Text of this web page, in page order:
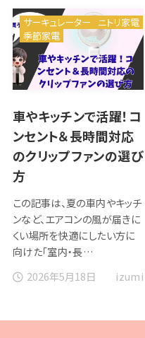
車やキッチンで活躍！コ
ンセント＆長時間対応
のクリップファンの選び
方
この記事は、夏の車内やキッチ
ンなど、エアコンの風が届きに
くい場所を快適にしたい方に
向けた「室内・長…
2026年5月18日
サーキュレーター
ニトリ家電
季節家電
izumi